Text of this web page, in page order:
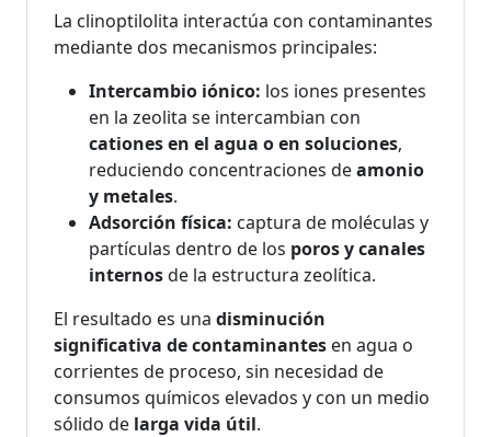
La clinoptilolita interactúa con contaminantes
mediante dos mecanismos principales:
Intercambio iónico: los iones presentes
en la zeolita se intercambian con
cationes en el agua o en soluciones,
reduciendo concentraciones deamonio
y metales.
Adsorción física: captura de moléculas y
partículas dentro de los poros y canales
internosde la estructura zeolítica.
El resultado es una disminución
significativa de contaminantes en agua o
corrientes de proceso, sin necesidad de
consumos químicos elevados y con un medio
sólido de larga vida útil.